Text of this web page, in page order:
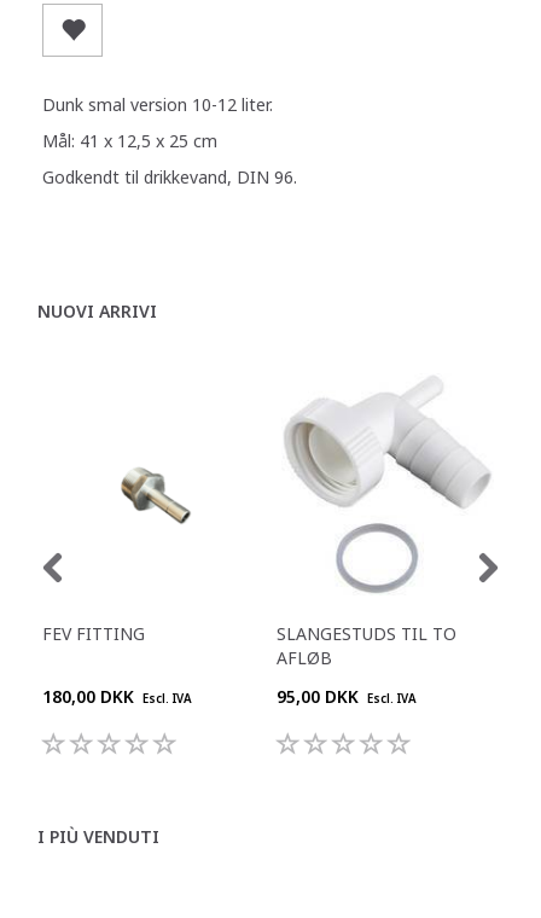
Dunk smal version 10-12 liter.
Mål: 41 x 12,5 x 25 cm
Godkendt til drikkevand, DIN 96.
NUOVI ARRIVI
FEV FITTING
180,00 DKK Escl. IVA
SLANGESTUDS TIL TO
AFLØB
95,00 DKK Escl. IVA
I PIÙ VENDUTI